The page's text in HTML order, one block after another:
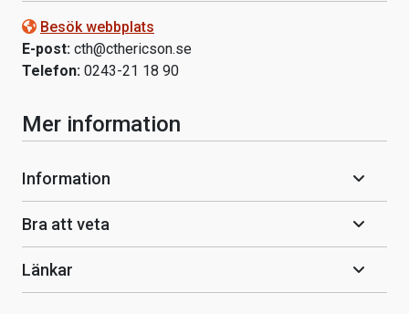
Besök webbplats
E-post: cth@cthericson.se
Telefon: 0243-21 18 90
Mer information
Information
Bra att veta
Länkar